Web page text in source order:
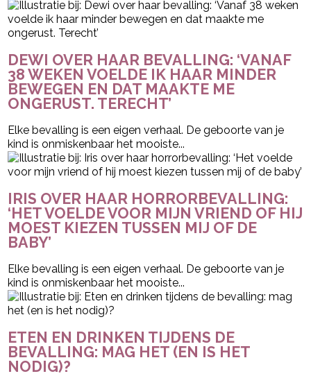
DEWI OVER HAAR BEVALLING: ‘VANAF
38 WEKEN VOELDE IK HAAR MINDER
BEWEGEN EN DAT MAAKTE ME
ONGERUST. TERECHT’
Elke bevalling is een eigen verhaal. De geboorte van je
kind is onmiskenbaar het mooiste...
IRIS OVER HAAR HORRORBEVALLING:
‘HET VOELDE VOOR MIJN VRIEND OF HIJ
MOEST KIEZEN TUSSEN MIJ OF DE
BABY’
Elke bevalling is een eigen verhaal. De geboorte van je
kind is onmiskenbaar het mooiste...
ETEN EN DRINKEN TIJDENS DE
BEVALLING: MAG HET (EN IS HET
NODIG)?